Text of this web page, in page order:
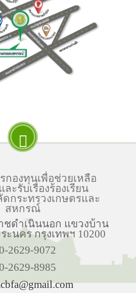
กองทุนเพื่อช่วยเหลือ
ะรับเรื่องร้องเรียน
กระทรวงเกษตรและ
สหกรณ์
ชดำเนินนอก แขวงบ้าน
นคร กรุงเทพฯ 10200
0-2629-9072
0-2629-8985